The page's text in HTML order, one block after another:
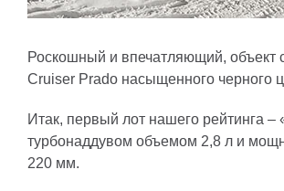
Роскошный и впечатляющий, объект
Cruiser Prado насыщенного черного
Итак, первый лот нашего рейтинга
турбонаддувом объемом 2,8 л и
220 мм.